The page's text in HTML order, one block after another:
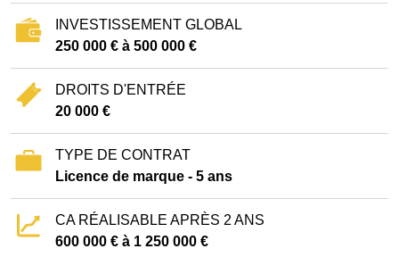
INVESTISSEMENT GLOBAL
250 000 € à 500 000 €
DROITS D'ENTRÉE
20 000 €
TYPE DE CONTRAT
Licence de marque - 5 ans
CA RÉALISABLE APRÈS 2 ANS
600 000 € à 1 250 000 €